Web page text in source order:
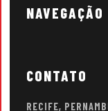
NAVEGAÇÃO
CONTATO
RECIFE,